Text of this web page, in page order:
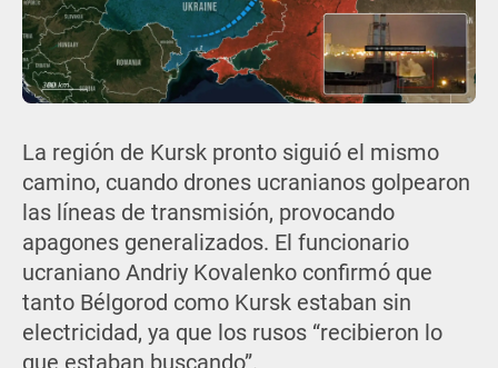
La región de Kursk pronto siguió el mismo
camino, cuando drones ucranianos golpearon
las líneas de transmisión, provocando
apagones generalizados. El funcionario
ucraniano Andriy Kovalenko confirmó que
tanto Bélgorod como Kursk estaban sin
electricidad, ya que los rusos “recibieron lo